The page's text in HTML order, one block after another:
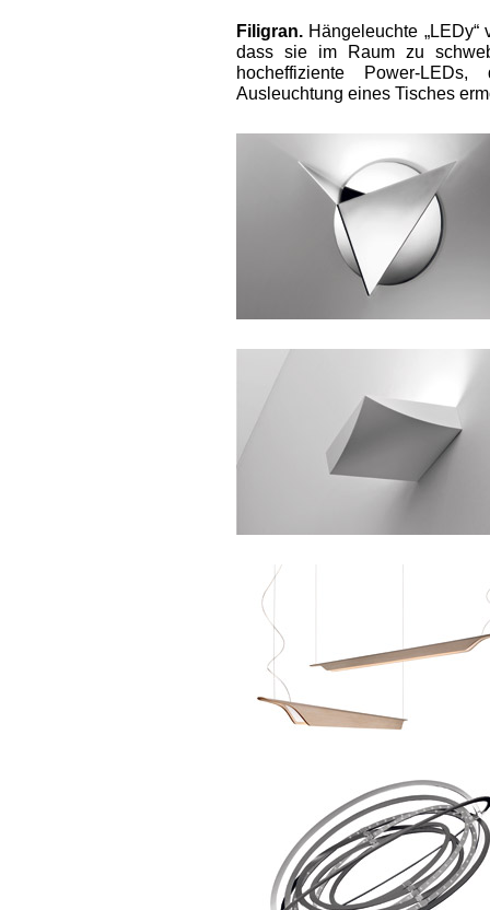
Filigran. Hängeleuchte
dass sie im Raum zu
hocheffiziente Power-
Ausleuchtung eines Tisches